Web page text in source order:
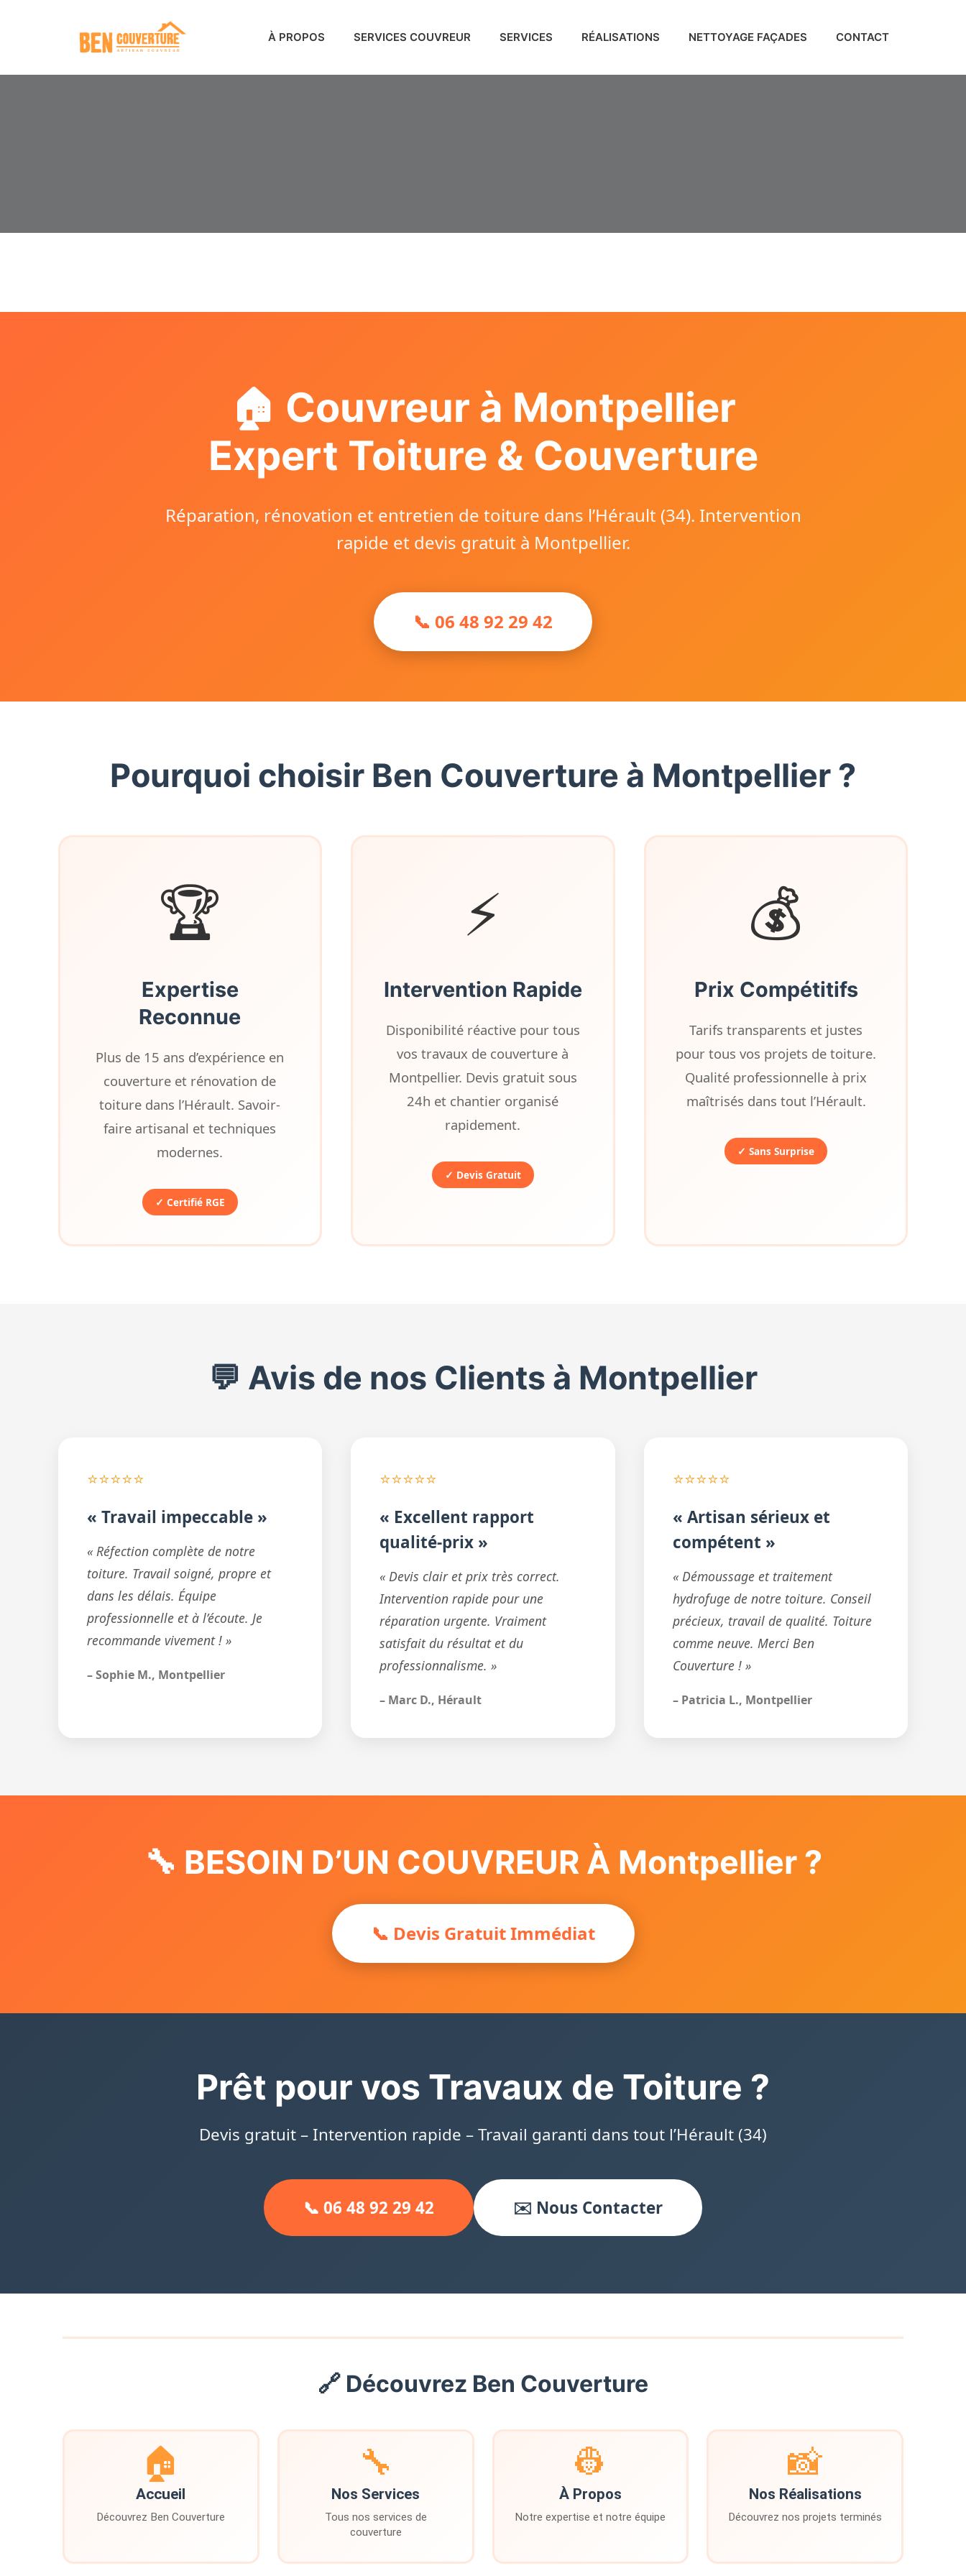
À PROPOS SERVICES COUVREUR SERVICES RÉALISATIONS NETTOYAGE FAÇADES CONTACT
🏠 Couvreur à Montpellier
Expert Toiture & Couverture
Réparation, rénovation et entretien de toiture dans l’Hérault (34). Intervention
rapide et devis gratuit à Montpellier.
📞 06 48 92 29 42
Pourquoi choisir Ben Couverture à Montpellier ?
🏆
Expertise
Reconnue
Plus de 15 ans d’expérience en
couverture et rénovation de
toiture dans l’Hérault. Savoir-
faire artisanal et techniques
modernes.
✓ Certifié RGE
⚡
Intervention Rapide
Disponibilité réactive pour tous
vos travaux de couverture à
Montpellier. Devis gratuit sous
24h et chantier organisé
rapidement.
✓ Devis Gratuit
💰
Prix Compétitifs
Tarifs transparents et justes
pour tous vos projets de toiture.
Qualité professionnelle à prix
maîtrisés dans tout l’Hérault.
✓ Sans Surprise
💬 Avis de nos Clients à Montpellier
⭐⭐⭐⭐⭐
« Travail impeccable »
« Réfection complète de notre
toiture. Travail soigné, propre et
dans les délais. Équipe
professionnelle et à l’écoute. Je
recommande vivement ! »
– Sophie M., Montpellier
⭐⭐⭐⭐⭐
« Excellent rapport
qualité-prix »
« Devis clair et prix très correct.
Intervention rapide pour une
réparation urgente. Vraiment
satisfait du résultat et du
professionnalisme. »
– Marc D., Hérault
⭐⭐⭐⭐⭐
« Artisan sérieux et
compétent »
« Démoussage et traitement
hydrofuge de notre toiture. Conseil
précieux, travail de qualité. Toiture
comme neuve. Merci Ben
Couverture ! »
– Patricia L., Montpellier
🔧 BESOIN D’UN COUVREUR À Montpellier ?
📞 Devis Gratuit Immédiat
Prêt pour vos Travaux de Toiture ?
Devis gratuit – Intervention rapide – Travail garanti dans tout l’Hérault (34)
📞 06 48 92 29 42 ✉️ Nous Contacter
🔗 Découvrez Ben Couverture
🏠
Accueil
Découvrez Ben Couverture
🔧
Nos Services
Tous nos services de
couverture
👷
À Propos
Notre expertise et notre équipe
📸
Nos Réalisations
Découvrez nos projets terminés